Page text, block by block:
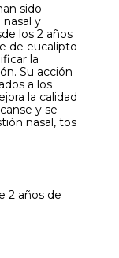
sido
nasal y
los 2 años
de eucalipto
la
Su acción
a los
la calidad
y se
nasal, tos
2 años de